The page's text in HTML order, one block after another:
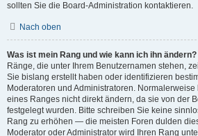
sollten Sie die Board-Administration kontaktieren.
Nach oben
Was ist mein Rang und wie kann ich ihn ändern?
Ränge, die unter Ihrem Benutzernamen stehen,
Sie bislang erstellt haben oder identifizieren
Moderatoren und Administratoren.
eines Ranges nicht direkt ändern, da sie von der
festgelegt wurden. Bitte schreiben Sie keine
Rang zu erhöhen — die meisten Foren dulden
Moderator oder Administrator wird Ihren Rang